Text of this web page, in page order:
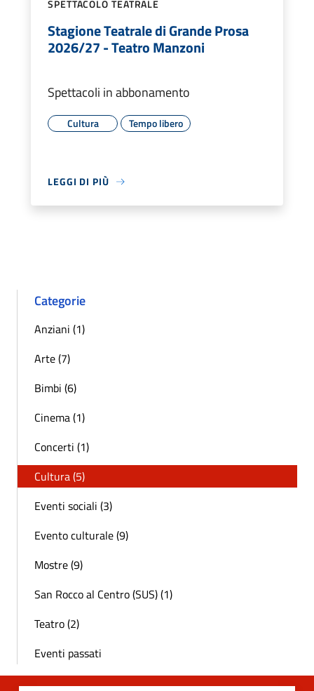
SPETTACOLO TEATRALE
Stagione Teatrale di Grande Prosa
2026/27 - Teatro Manzoni
Spettacoli in abbonamento
Cultura Tempo libero
LEGGI DI PIÙ
Categorie
Anziani (1)
Arte (7)
Bimbi (6)
Cinema (1)
Concerti (1)
Cultura (5)
Eventi sociali (3)
Evento culturale (9)
Mostre (9)
San Rocco al Centro (SUS) (1)
Teatro (2)
Eventi passati